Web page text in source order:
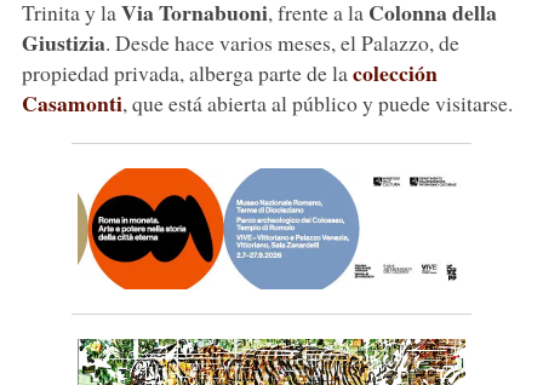
Trinita y la Via Tornabuoni, frente a la Colonna della
Giustizia. Desde hace varios meses, el Palazzo, de
propiedad privada, alberga parte de la colección
Casamonti, que está abierta al público y puede visitarse.